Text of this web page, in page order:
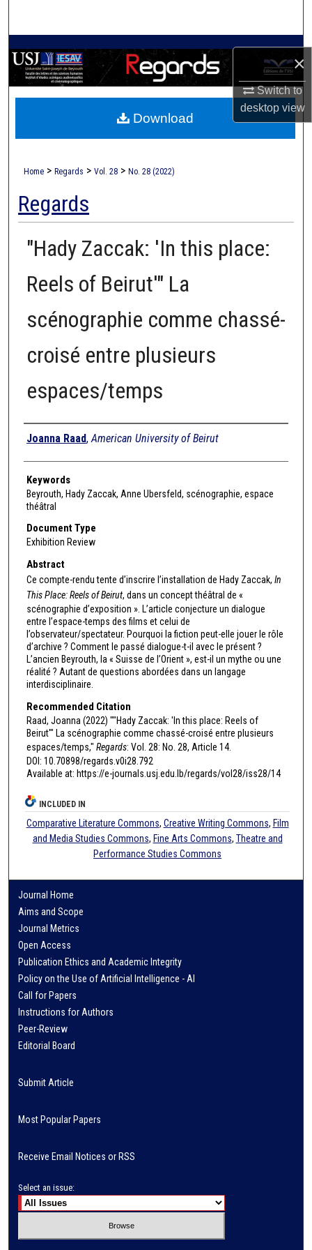
×
Switch to
desktopview
Browse Collections
My Account
About
Home > Regards > Vol. 28 > No. 28 (2022)
Regards
"Hady Zaccak: 'In this place:
Reels of Beirut'" La
scénographie comme chassé-
croisé entre plusieurs
espaces/temps
Authors
Joanna Raad, American University of Beirut
Keywords
Beyrouth, Hady Zaccak, Anne Ubersfeld, scénographie, espace
théâtral
Document Type
Exhibition Review
Abstract
Ce compte-rendu tente d’inscrire l’installation de Hady Zaccak, In
This Place: Reels of Beirut, dans un concept théâtral de «
scénographie d’exposition ». L’article conjecture un dialogue
entre l’espace-temps des films et celui de
l’observateur/spectateur. Pourquoi la fiction peut-elle jouer le rôle
d’archive ? Comment le passé dialogue-t-il avec le présent ?
L’ancien Beyrouth, la « Suisse de l’Orient », est-il un mythe ou une
réalité ? Autant de questions abordées dans un langage
interdisciplinaire.
Recommended Citation
Raad, Joanna (2022) ""Hady Zaccak: 'In this place: Reels of
Beirut'" La scénographie comme chassé-croisé entre plusieurs
espaces/temps," Regards: Vol. 28: No. 28, Article 14.
DOI: 10.70898/regards.v0i28.792
Available at: https://e-journals.usj.edu.lb/regards/vol28/iss28/14
Download
INCLUDED IN
Comparative Literature Commons, Creative Writing Commons, Film
and Media Studies Commons, Fine Arts Commons, Theatre and
Performance Studies Commons
Journal Home
Aims and Scope
Journal Metrics
Open Access
Publication Ethics and Academic Integrity
Policy on the Use of Artificial Intelligence - AI
Call for Papers
Instructions for Authors
Peer-Review
Editorial Board
Submit Article
Most Popular Papers
Receive Email Notices or RSS
Select an issue: